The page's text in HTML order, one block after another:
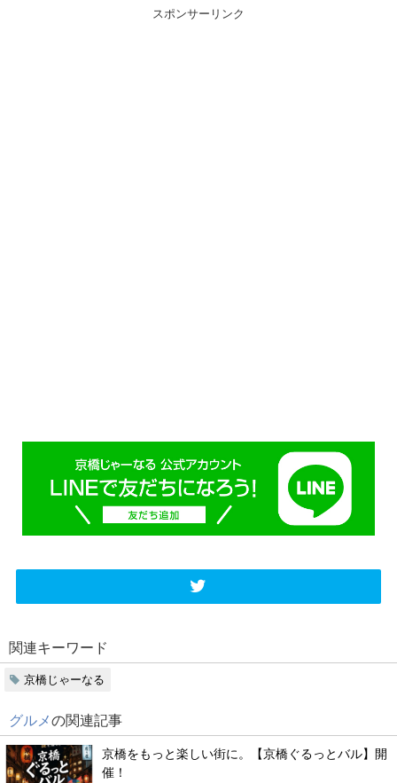
スポンサーリンク
関連キーワード
京橋じゃーなる
グルメの関連記事
京橋をもっと楽しい街に。【京橋ぐるっとバル】開
催！